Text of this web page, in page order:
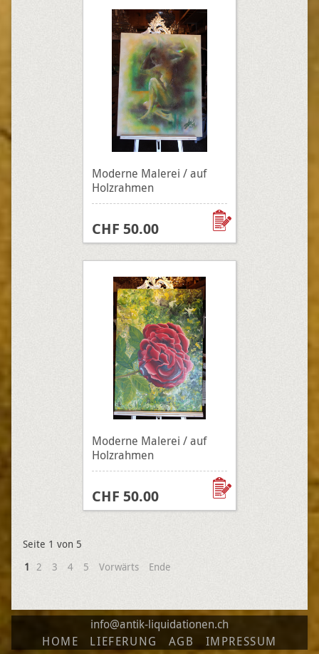
Moderne Malerei / auf
Holzrahmen
CHF 50.00
Moderne Malerei / auf
Holzrahmen
CHF 50.00
Seite 1 von 5
1 2 3 4 5 Vorwärts Ende
info@antik-liquidationen.ch
HOME
LIEFERUNG AGB IMPRESSUM